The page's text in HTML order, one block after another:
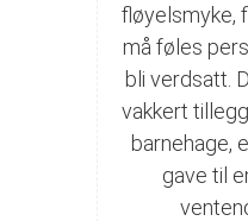
fløyelsmyke,
må føles
bli verdsatt.
vakkert
barnehage,
gave til